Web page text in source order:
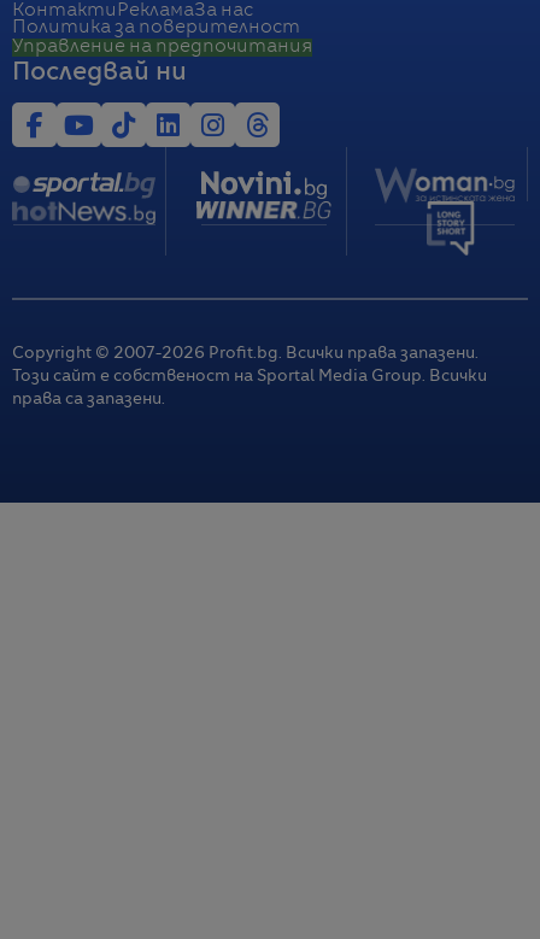
Контакти РекламаЗа нас
Политика за поверителност
Управление на предпочитания
Последвай ни
Copyright © 2007-2026 Profit.bg. Всички права запазени.
Този сайт е собственост на Sportal Media Group. Всички
права са запазени.